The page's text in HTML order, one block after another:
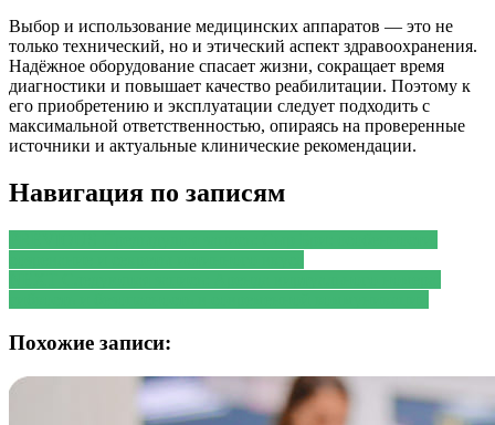
Выбор и использование медицинских аппаратов — это не
только технический, но и этический аспект здравоохранения.
Надёжное оборудование спасает жизни, сокращает время
диагностики и повышает качество реабилитации. Поэтому к
его приобретению и эксплуатации следует подходить с
максимальной ответственностью, опираясь на проверенные
источники и актуальные клинические рекомендации.
Навигация по записям
Похожие записи: